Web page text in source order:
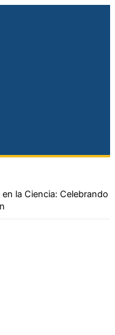
la Ciencia: Celebrando